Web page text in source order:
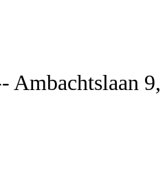
Ambachtslaan 9,